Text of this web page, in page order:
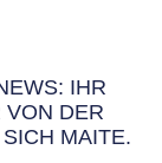
IHR
VON DER
MAITE.